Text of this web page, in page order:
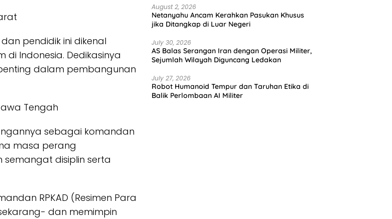
pendidik ini dikenal
Indonesia. Dedikasinya
dalam pembangunan
Tengah
sebagai komandan
masa perang
semangat disiplin serta
RPKAD (Resimen Para
dan memimpin
August 2, 2026
Netanyahu Ancam Kerahkan Pasukan Khusus
jika Ditangkap di Luar Negeri
July 30, 2026
AS Balas Serangan Iran dengan Operasi Militer,
Sejumlah Wilayah Diguncang Ledakan
July 27, 2026
Robot Humanoid Tempur dan Taruhan Etika di
Balik Perlombaan AI Militer